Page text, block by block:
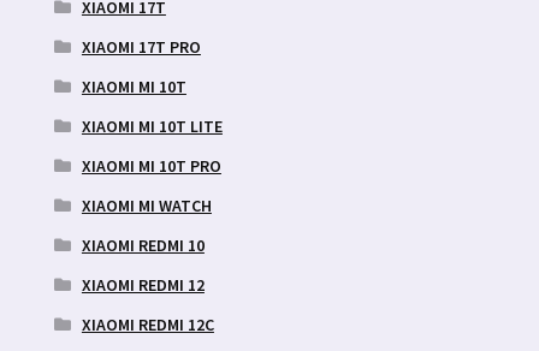
XIAOMI 17T
XIAOMI 17T PRO
XIAOMI MI 10T
XIAOMI MI 10T LITE
XIAOMI MI 10T PRO
XIAOMI MI WATCH
XIAOMI REDMI 10
XIAOMI REDMI 12
XIAOMI REDMI 12C